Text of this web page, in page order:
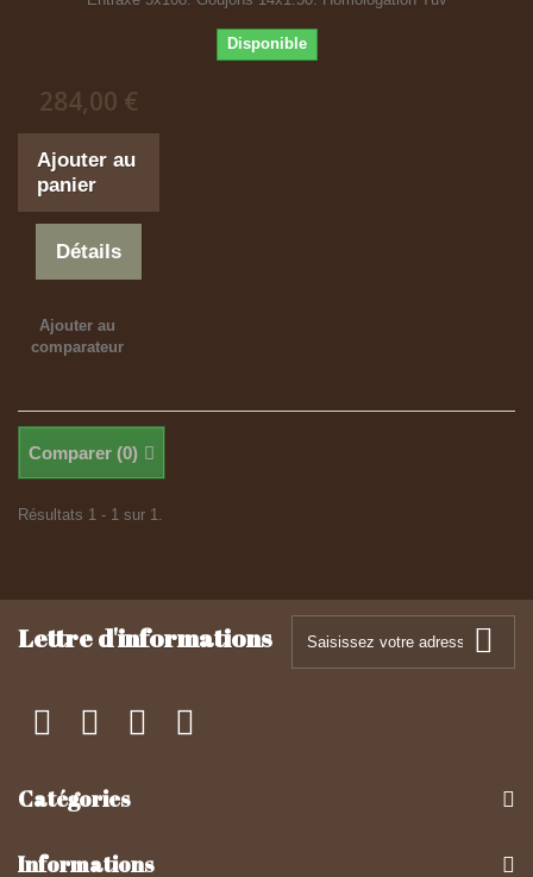
Disponible
284,00 €
Ajouter au
panier
Détails
Ajouter au
comparateur
Comparer (0)
Résultats 1 - 1 sur 1.
Lettre d'informations
Catégories
Informations